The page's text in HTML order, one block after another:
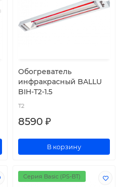
Обогреватель
инфракрасный BALLU
BIH-T2-1.5
T2
8590 ₽
В корзину
Серия Basic (PS-BT)